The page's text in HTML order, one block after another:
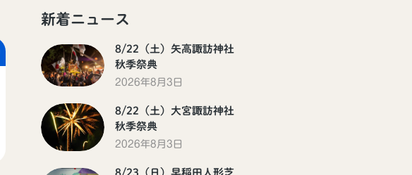
新着ニュース
8/22（土）矢高諏訪神社
秋季祭典
2026年8月3日
8/22（土）大宮諏訪神社
秋季祭典
2026年8月3日
8/23（日）早稲田人形芝